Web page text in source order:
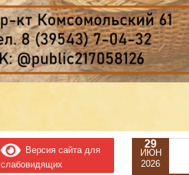
29
ИЮН
2026
Версия сайта для
слабовидящих